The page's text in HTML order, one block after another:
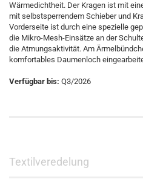
Wärmedichtheit. Der Kragen ist mit
mit selbstsperrendem Schieber und
Vorderseite ist durch eine spezielle
die Mikro-Mesh-Einsätze an der
die Atmungsaktivität. Am
komfortables Daumenloch
Verfügbar bis: Q3/2026
Textilveredelung